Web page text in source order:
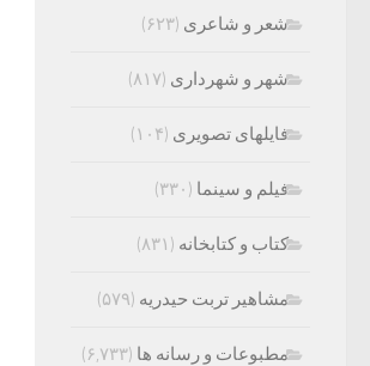
شعر و شاعری (۶۲۳)
شهر و شهرداری (۸۱۷)
فایلهای تصویری (۱۰۴)
فیلم و سینما (۳۳۰)
کتاب و کتابخانه (۸۳۱)
مشاهیر تربت حیدریه (۵۷۹)
مطبوعات و رسانه ها (۶,۷۳۳)